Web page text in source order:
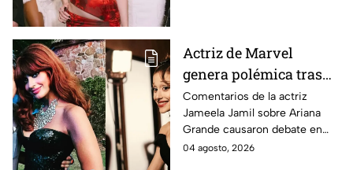
Actriz de Marvel
genera polémica tras
cuestionar la extrema
delgadez de Ariana
Grande; ¿la cantante
prepara una pausa en
Comentarios de la actriz
Jameela Jamil sobre Ariana
Grande causaron debate en
redes, mientras el equipo de la
04 agosto, 2026